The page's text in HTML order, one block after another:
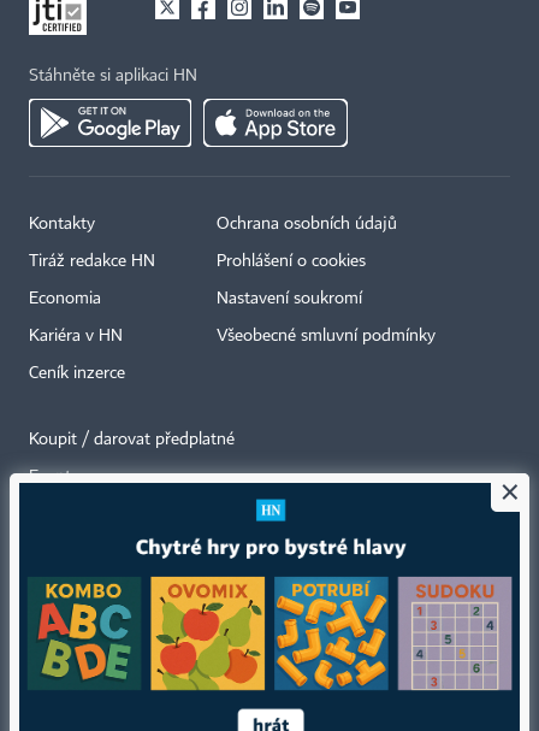
Stáhněte si aplikaci HN
Kontakty
Tiráž redakce HN
Economia
Kariéra v HN
Ceník inzerce
Ochrana osobních údajů
Prohlášení o cookies
Nastavení soukromí
Všeobecné smluvní podmínky
Koupit / darovat předplatné
Eventy
Autorská práva vykonává vydavatel. Bez písemného svolení vydavatele je
zakázáno jakékoli užití částí nebo celku díla, zejména rozmnožování a šíření
jakýmkoli způsobem, mechanickým nebo elektronickým, v českém nebo
jiném jazyce. Bez souhlasu vydavatele je zakázáno též rozmnožování
obsahu pro účely automatizované analýzy textů nebo dat
×